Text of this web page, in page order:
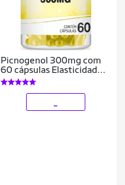
Picnogenol 300mg com
60 cápsulas Elasticidade
da Pele